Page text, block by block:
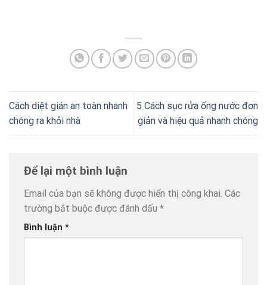
Cách diệt gián an toàn nhanh
chóng ra khỏi nhà
5 Cách sục rửa ống nước đơn
giản và hiệu quả nhanh chóng
Để lại một bình luận
Email của bạn sẽ không được hiển thị công khai. Các
trường bắt buộc được đánh dấu *
Bình luận *